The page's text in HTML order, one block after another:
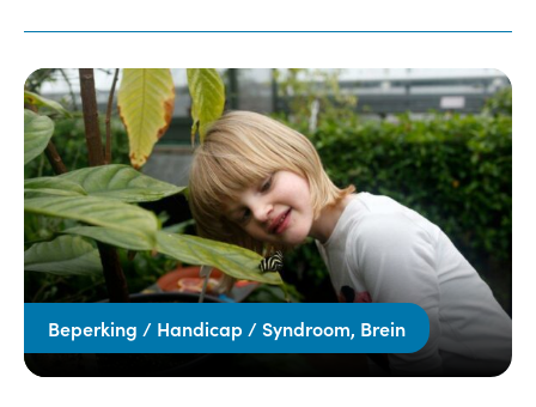
Beperking / Handicap / Syndroom, Brein